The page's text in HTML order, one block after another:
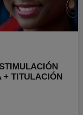
+ TITULACIÓN